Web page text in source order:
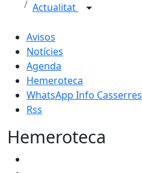
Actualitat
Avisos
Notícies
Agenda
Hemeroteca
WhatsApp Info Casserres
Rss
Hemeroteca